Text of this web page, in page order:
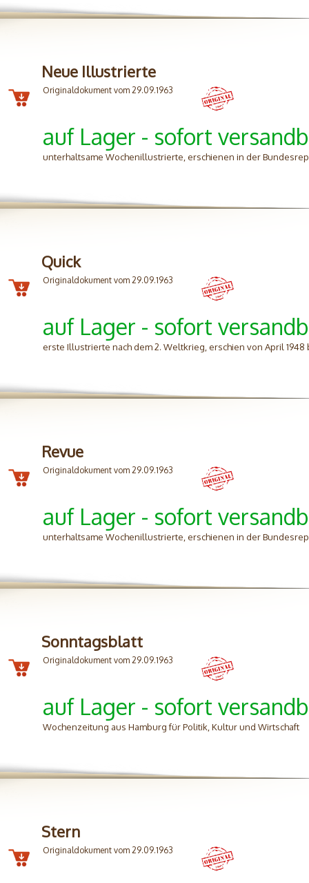
Neue Illustrierte
Originaldokument vom 29.09.1963
auf Lager - sofort
unterhaltsame Wochenillustrierte, erschienen in der
Quick
Originaldokument vom 29.09.1963
auf Lager - sofort
erste Illustrierte nach dem 2. Weltkrieg, erschien von April
Revue
Originaldokument vom 29.09.1963
auf Lager - sofort
unterhaltsame Wochenillustrierte, erschienen in der
Sonntagsblatt
Originaldokument vom 29.09.1963
auf Lager - sofort
Wochenzeitung aus Hamburg für Politik, Kultur und Wirtschaft
Stern
Originaldokument vom 29.09.1963